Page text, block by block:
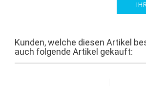
Kunden, welche diesen Artikel
auch folgende Artikel gekauft: